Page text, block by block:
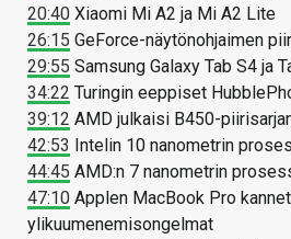
20:40 Xiaomi Mi A2 ja Mi A2 Lite
26:15 GeForce-näytönohjaimen
29:55 Samsung Galaxy Tab S4 ja
34:22 Turingin eeppiset
39:12 AMD julkaisi B450-
42:53 Intelin 10 nanometrin
44:45 AMD:n 7 nanometrin
47:10 Applen MacBook Pro
ylikuumenemisongelmat